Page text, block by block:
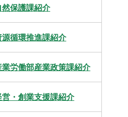
然保護課紹介
源循環推進課紹介
業労働部産業政策課紹介
営・創業支援課紹介